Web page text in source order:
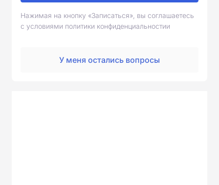
Нажимая на кнопку «Записаться», вы соглашаетесь
с условиями политики конфиденциальностии
У меня остались вопросы